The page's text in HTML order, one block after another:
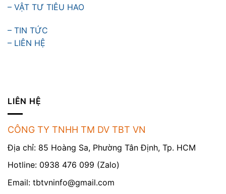
– VẬT TƯ TIÊU HAO
– TIN TỨC
– LIÊN HỆ
LIÊN HỆ
CÔNG TY TNHH TM DV TBT VN
Địa chỉ: 85 Hoàng Sa, Phường Tân Định, Tp. HCM
Hotline: 0938 476 099 (Zalo)
Email: tbtvninfo@gmail.com